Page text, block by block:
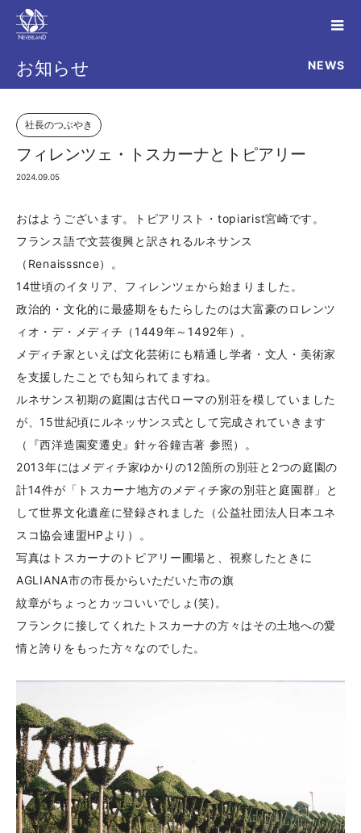
お知らせ NEWS
社長のつぶやき
フィレンツェ・トスカーナとトピアリー
2024.09.05
おはようございます。トピアリスト・topiarist宮崎です。
フランス語で文芸復興と訳されるルネサンス
（Renaisssnce）。
14世頃のイタリア、フィレンツェから始まりました。
政治的・文化的に最盛期をもたらしたのは大富豪のロレンツ
ィオ・デ・メディチ（1449年～1492年）。
メディチ家といえば文化芸術にも精通し学者・文人・美術家
を支援したことでも知られてますね。
ルネサンス初期の庭園は古代ローマの別荘を模していました
が、15世紀頃にルネッサンス式として完成されていきます
（『西洋造園変遷史』針ヶ谷鐘吉著 参照）。
2013年にはメディチ家ゆかりの12箇所の別荘と2つの庭園の
計14件が「トスカーナ地方のメディチ家の別荘と庭園群」と
して世界文化遺産に登録されました（公益社団法人日本ユネ
スコ協会連盟HPより）。
写真はトスカーナのトピアリー圃場と、視察したときに
AGLIANA市の市長からいただいた市の旗
紋章がちょっとカッコいいでしょ(笑)。
フランクに接してくれたトスカーナの方々はその土地への愛
情と誇りをもった方々なのでした。